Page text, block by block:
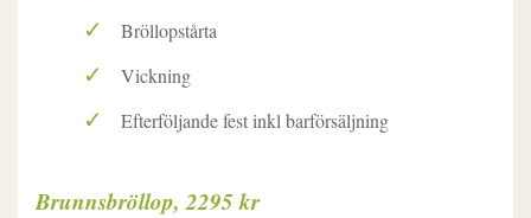
Bröllopstårta
Vickning
Efterföljande fest inkl barförsäljning
Brunnsbröllop, 2295 kr